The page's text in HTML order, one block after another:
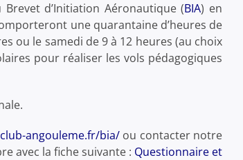
d’Initiation Aéronautique (BIA) en
une quarantaine d’heures de
ou le samedi de 9 à 12 heures (au choix
pour réaliser les vols pédagogiques
angouleme.fr/bia/ ou contacter notre
avec la fiche suivante : Questionnaire et